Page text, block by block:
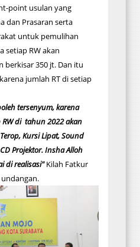
point usulan yang
dan Prasaran serta
untuk pemulihan
setiap RW akan
berkisar 350 jt. Dan itu
jumlah RT di setiap
tersenyum, karena
di tahun 2022 akan
Kursi Lipat, Sound
Projektor. Insha Alloh
di realisasi"Kilah Fatkur